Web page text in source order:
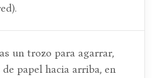
un trozo para agarrar,
papel hacia arriba, en